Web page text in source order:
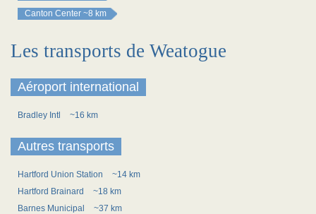
Canton Center ~8 km
Les transports de Weatogue
Aéroport international
Bradley Intl ~16 km
Autres transports
Hartford Union Station
~14 km
Hartford Brainard
~18 km
Barnes Municipal
~37 km